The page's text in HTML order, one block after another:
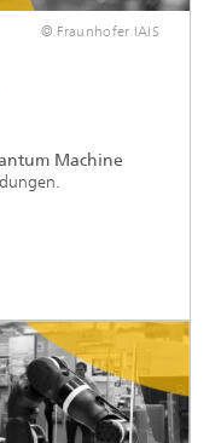
© Fraunhofer IAIS
Machine